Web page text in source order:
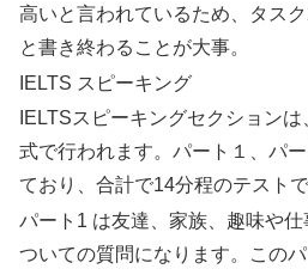
高いと言われているため、タス
と書き終わることが大事。
IELTS スピーキング
IELTSスピーキングセクション
式で行われます。パート１、パ
ており、合計で14分程のテストで
パート1 は友達、家族、趣味や
ついての質問になります。この